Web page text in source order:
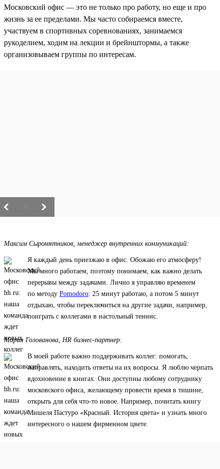
Московский офис — это не только про работу, но еще и про
жизнь за ее пределами. Мы часто собираемся вместе,
участвуем в спортивных соревнованиях, занимаемся
рукоделием, ходим на лекции и брейнштормы, а также
организовываем группы по интересам.
Максим Сыромятников, менеджер внутренних коммуникаций:
Я каждый день приезжаю в офис. Обожаю его атмосферу!
Мы много работаем, поэтому понимаем, как важно делать
перерывы между задачами. Лично я управляю временем
по методу Pomodoro: 25 минут работаю, а потом 5 минут
отдыхаю, чтобы переключиться на другие задачи, например,
поиграть с коллегами в настольный теннис.
Мария Голованова, HR бизнес-партнер:
В моей работе важно поддерживать коллег: помогать,
направлять, находить ответы на их вопросы. Я люблю черпать
вдохновение в книгах. Они доступны любому сотруднику
московского офиса, желающему провести время в тишине,
открыть для себя что-то новое. Например, почитать книгу
Мишеля Пастуро «Красный. История цвета» и узнать много
интересного о нашем фирменном цвете.